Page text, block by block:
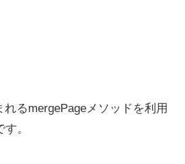
るmergePageメソッドを利用
。